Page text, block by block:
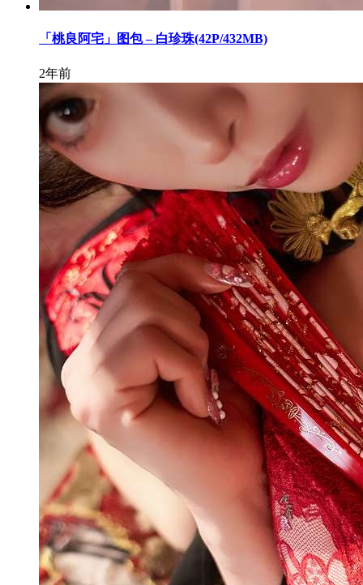
「桃良阿宅」图包 – 白珍珠(42P/432MB)
2年前